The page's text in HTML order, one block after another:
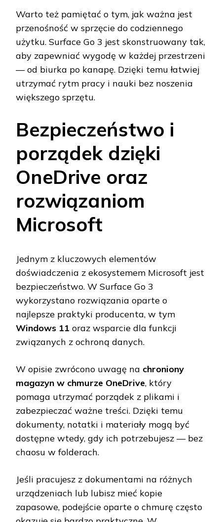
Warto też pamiętać o tym, jak ważna jest
przenośność w sprzęcie do codziennego
użytku. Surface Go 3 jest skonstruowany tak,
aby zapewniać wygodę w każdej przestrzeni
— od biurka po kanapę. Dzięki temu łatwiej
utrzymać rytm pracy i nauki bez noszenia
większego sprzętu.
Bezpieczeństwo i
porządek dzięki
OneDrive oraz
rozwiązaniom
Microsoft
Jednym z kluczowych elementów
doświadczenia z ekosystemem Microsoft jest
bezpieczeństwo. W Surface Go 3
wykorzystano rozwiązania oparte o
najlepsze praktyki producenta, w tym
Windows 11 oraz wsparcie dla funkcji
związanych z ochroną danych.
W opisie zwrócono uwagę na chroniony
magazyn w chmurze OneDrive, który
pomaga utrzymać porządek z plikami i
zabezpieczać ważne treści. Dzięki temu
dokumenty, notatki i materiały mogą być
dostępne wtedy, gdy ich potrzebujesz — bez
chaosu w folderach.
Jeśli pracujesz z dokumentami na różnych
urządzeniach lub lubisz mieć kopie
zapasowe, podejście oparte o chmurę często